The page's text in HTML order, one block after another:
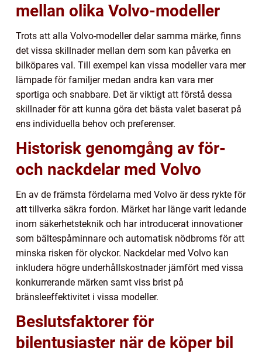
mellan olika Volvo-modeller
Trots att alla Volvo-modeller delar samma märke, finns
det vissa skillnader mellan dem som kan påverka en
bilköpares val. Till exempel kan vissa modeller vara mer
lämpade för familjer medan andra kan vara mer
sportiga och snabbare. Det är viktigt att förstå dessa
skillnader för att kunna göra det bästa valet baserat på
ens individuella behov och preferenser.
Historisk genomgång av för-
och nackdelar med Volvo
En av de främsta fördelarna med Volvo är dess rykte för
att tillverka säkra fordon. Märket har länge varit ledande
inom säkerhetsteknik och har introducerat innovationer
som bältespåminnare och automatisk nödbroms för att
minska risken för olyckor. Nackdelar med Volvo kan
inkludera högre underhållskostnader jämfört med vissa
konkurrerande märken samt viss brist på
bränsleeffektivitet i vissa modeller.
Beslutsfaktorer för
bilentusiaster när de köper bil